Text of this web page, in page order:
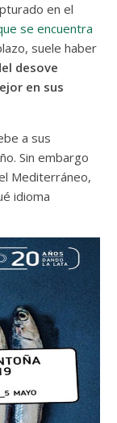
en el
se encuentra
suele haber
desove
en sus
a sus
Sin embargo
Mediterráneo,
idioma